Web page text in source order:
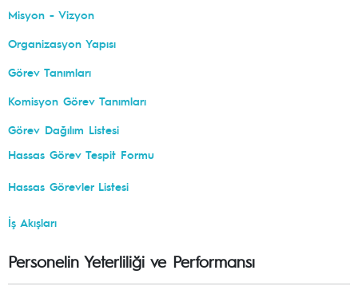
Misyon - Vizyon
Organizasyon Yapısı
Görev Tanımları
Komisyon Görev Tanımları
Görev Dağılım Listesi
Hassas Görev Tespit Formu
Hassas Görevler Listesi
İş Akışları
Personelin Yeterliliği ve Performansı